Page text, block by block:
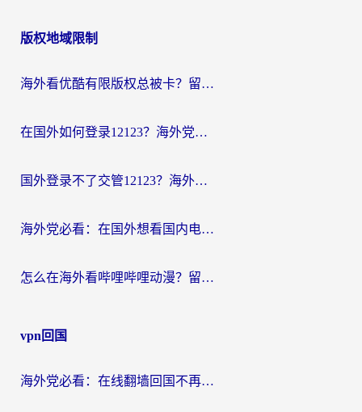
版权地域限制
海外看优酷有限版权总被卡？留学生亲测有效的回国加速器选择指南
在国外如何登录12123？海外党必备的回国加速实用指南
国外登录不了交管12123？海外华人亲测有效的回国加速器选择指南
海外党必看：在国外想看国内电视剧用什么软件？3步解决地域限制
怎么在海外看哔哩哔哩动漫？留学生亲测有效的回国加速方案
vpn回国
海外党必看：在线翻墙回国不再难！教你选对加速器无缝刷国内资源